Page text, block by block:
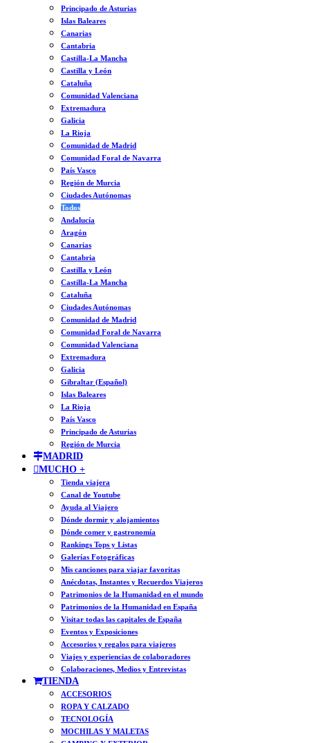
Principado de Asturias
Islas Baleares
Canarias
Cantabria
Castilla-La Mancha
Castilla y León
Cataluña
Comunidad Valenciana
Extremadura
Galicia
La Rioja
Comunidad de Madrid
Comunidad Foral de Navarra
País Vasco
Región de Murcia
Ciudades Autónomas
Todos
Andalucía
Aragón
Canarias
Cantabria
Castilla y León
Castilla-La Mancha
Cataluña
Ciudades Autónomas
Comunidad de Madrid
Comunidad Foral de Navarra
Comunidad Valenciana
Extremadura
Galicia
Gibraltar (Español)
Islas Baleares
La Rioja
País Vasco
Principado de Asturias
Región de Murcia
MADRID
MUCHO +
Tienda viajera
Canal de Youtube
Ayuda al Viajero
Dónde dormir y alojamientos
Dónde comer y gastronomía
Rankings Tops y Listas
Galerías Fotográficas
Mis canciones para viajar favoritas
Anécdotas, Instantes y Recuerdos Viajeros
Patrimonios de la Humanidad en el mundo
Patrimonios de la Humanidad en España
Visitar todas las capitales de España
Eventos y Exposiciones
Accesorios y regalos para viajeros
Viajes y experiencias de colaboradores
Colaboraciones, Medios y Entrevistas
TIENDA
ACCESORIOS
ROPA Y CALZADO
TECNOLOGÍA
MOCHILAS Y MALETAS